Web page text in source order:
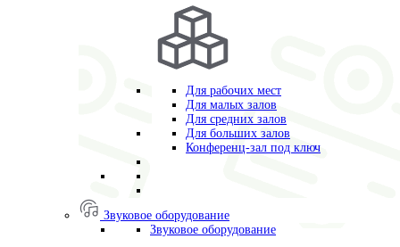
Для рабочих мест
Для малых залов
Для средних залов
Для больших залов
Конференц-зал под ключ
Звуковое оборудование
Звуковое оборудование